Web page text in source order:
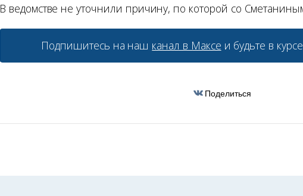
В ведомстве не уточнили причину, по которой со
Подпишитесь на наш канал в Максе и будьте в
Поделиться